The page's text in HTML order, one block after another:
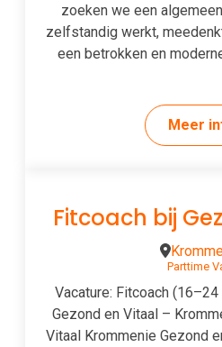
zoeken we een
zelfstandig werkt,
een betrokken en
Meer
Fitcoach bij
Parttime
Vacature: Fitcoach
Gezond en Vitaal –
Vitaal Krommenie Gezond